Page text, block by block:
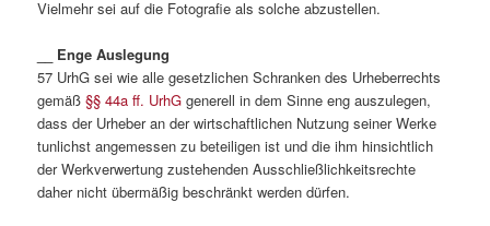
Vielmehr sei auf die Fotografie als solche abzustellen.
__ Enge Auslegung
57 UrhG sei wie alle gesetzlichen Schranken des Urheberrechts
gemäß§§ 44a ff. UrhG generell in dem Sinne eng auszulegen,
dass der Urheber an der wirtschaftlichen Nutzung seiner Werke
tunlichst angemessen zu beteiligen ist und die ihm hinsichtlich
der Werkverwertung zustehenden Ausschließlichkeitsrechte
daher nicht übermäßig beschränkt werden dürfen.